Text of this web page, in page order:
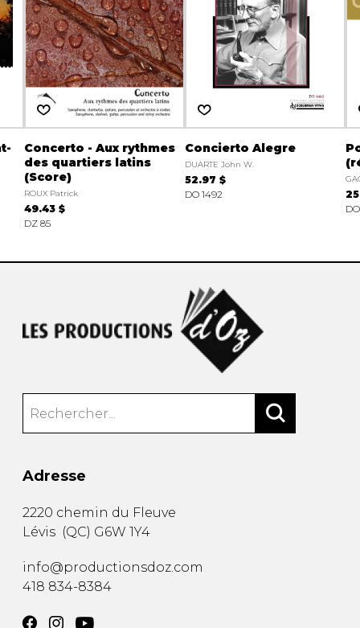
Concerto - Aux rythmes
des quartiers latins
(Score)
ROUX Patrick
49.43 $
DZ 85
Concierto Alegre
DUARTE John W.
52.97 $
DO 1492
Adresse
2220 chemin du Fleuve
Lévis (QC) G6W 1Y4
info@productionsdoz.com
418 834-8384